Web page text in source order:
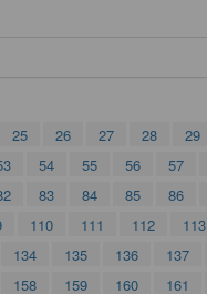
25 26 27 28 29
54 55 56 57
83 84 85 86
110 111 112 113
134 135 136 137
158 159 160 161